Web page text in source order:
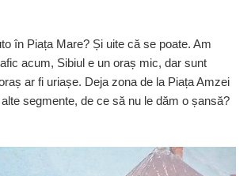
în Piața Mare? Și uite că se poate. Am
acum, Sibiul e un oraș mic, dar sunt
ar fi uriașe. Deja zona de la Piața Amzei
segmente, de ce să nu le dăm o șansă?